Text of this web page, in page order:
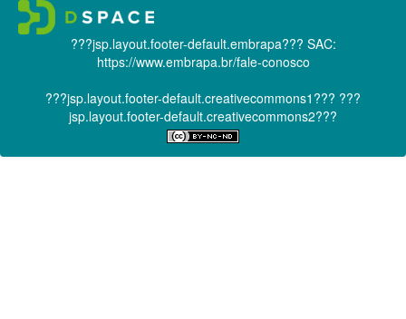
???jsp.layout.footer-default.embrapa??? SAC:
https://www.embrapa.br/fale-conosco
???jsp.layout.footer-default.creativecommons1??? ???
jsp.layout.footer-default.creativecommons2???